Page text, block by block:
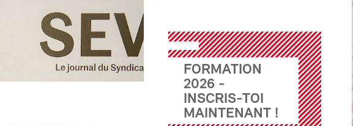
FORMATION
2026 -
INSCRIS-TOI
MAINTENANT !